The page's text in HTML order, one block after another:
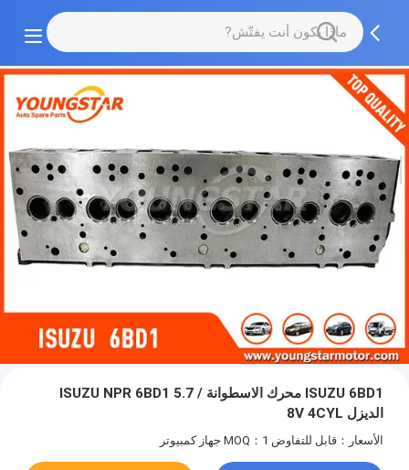
ISUZU 6BD1 محرك الاسطوانة / ISUZU NPR 6BD1 5.7
الديزل 8V 4CYL
الأسعار：قابل للتفاوض MOQ：1 جهاز كمبيوتر